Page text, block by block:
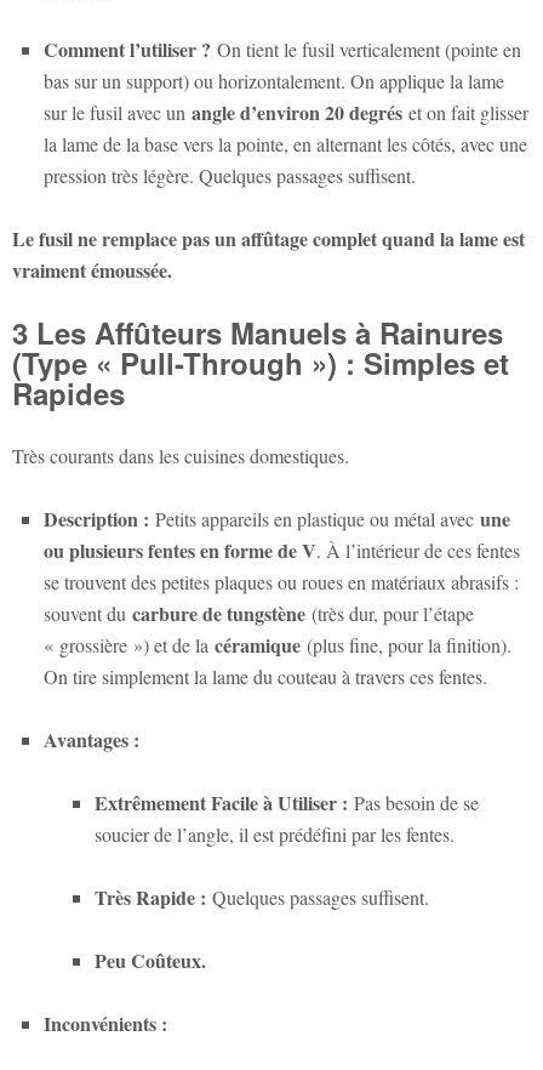
Comment l’utiliser ? On tient le fusil verticalement (pointe en
bas sur un support) ou horizontalement. On applique la lame
sur le fusil avec un angle d’environ 20 degrés et on fait glisser
la lame de la base vers la pointe, en alternant les côtés, avec une
pression très légère. Quelques passages suffisent.
Le fusil ne remplace pas un affûtage complet quand la lame est
vraiment émoussée.
3 Les Affûteurs Manuels à Rainures
(Type « Pull-Through ») : Simples et
Rapides
Très courants dans les cuisines domestiques.
Description : Petits appareils en plastique ou métal avec une
ou plusieurs fentes en forme de V. À l’intérieur de ces fentes
se trouvent des petites plaques ou roues en matériaux abrasifs :
souvent du carbure de tungstène (très dur, pour l’étape
« grossière ») et de la céramique (plus fine, pour la finition).
On tire simplement la lame du couteau à travers ces fentes.
Avantages :
Extrêmement Facile à Utiliser : Pas besoin de se
soucier de l’angle, il est prédéfini par les fentes.
Très Rapide : Quelques passages suffisent.
Peu Coûteux.
Inconvénients :